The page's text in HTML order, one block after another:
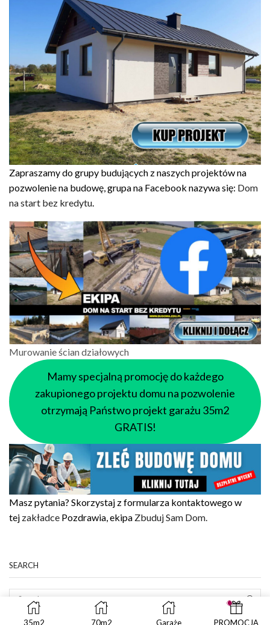
Zapraszamy do grupy budujących z naszych projektów na
pozwolenie na budowę, grupa na Facebook nazywa się: Dom
na start bez kredytu
Murowanie ścian działowych
Mamy specjalną promocję do każdego
zakupionego projektu domu na pozwolenie
otrzymają Państwo projekt garażu 35m2
GRATIS!
Masz pytania? Skorzystaj z formularza kontaktowego w
tej zakładce Pozdrawia, ekipa Zbuduj Sam Dom.
SEARCH
35m2
70m2 Garaże PROMOCJA